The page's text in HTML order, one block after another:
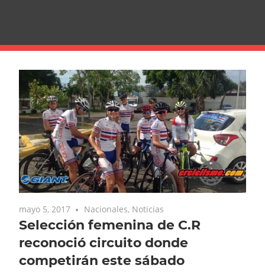
mayo 5, 2017 Nacionales, Noticias
Selección femenina de C.R
reconoció circuito donde
competirán este sábado